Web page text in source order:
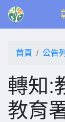
首頁 公告
轉知:
教育